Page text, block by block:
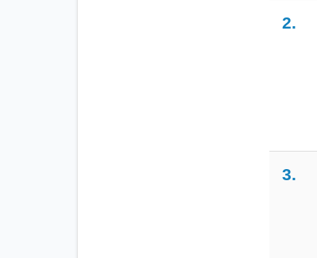
2.
3.